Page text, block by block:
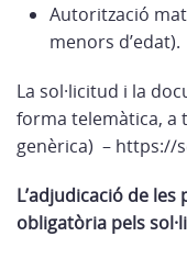
Autorització
menors d’edat).
La sol·licitud i la
forma telemàtica, a
genèrica) – https://
L’adjudicació de
obligatòria pels